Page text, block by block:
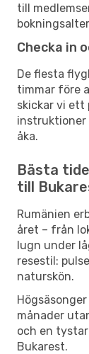
till
Checka in
De flesta
timmar före
skickar vi
instruktioner
åka.
Bästa
till
Rumänien
året – från
lugn under
resestil:
naturskön.
månader
och en
Bukarest.